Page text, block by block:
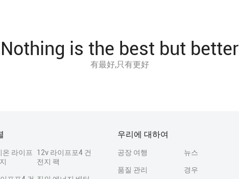
Nothing is the best but better
有最好,只有更好
온 라이프
12v 라이프포4 건
전지 팩
우리에 대하여
공장 여행 뉴스
품질 관리 경우